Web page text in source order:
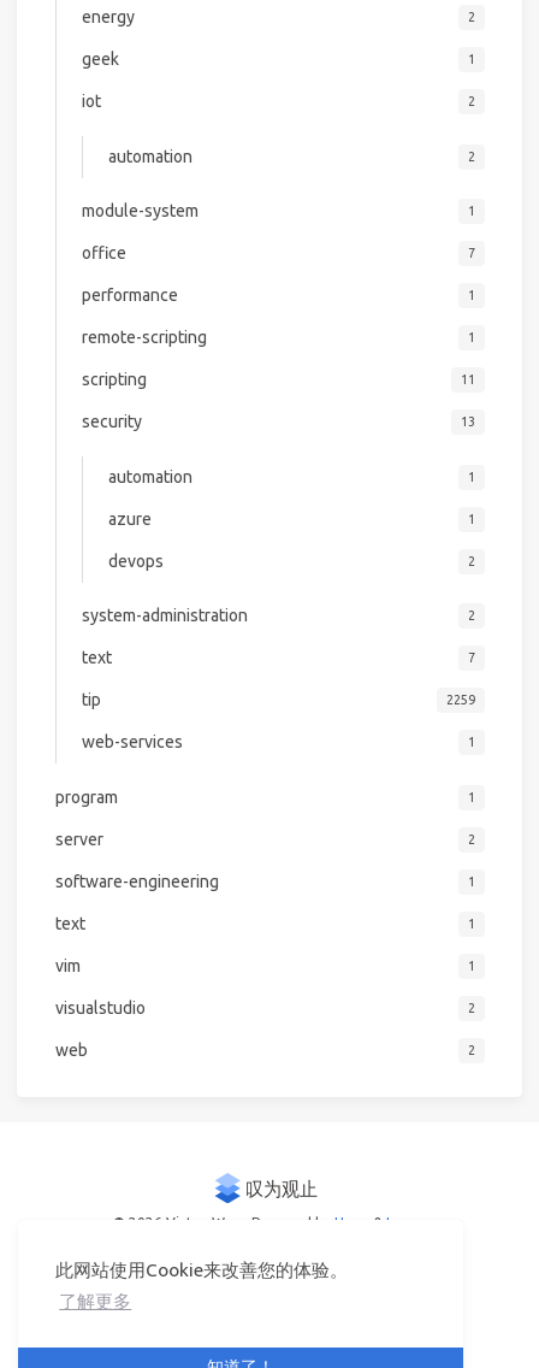
此网站使用Cookie来改善您的体验。
了解更多
energy 2
geek 1
iot 2
automation 2
module-system 1
office 7
performance 1
remote-scripting 1
scripting 11
security 13
automation 1
azure 1
devops 2
system-administration 2
text 7
tip 2259
web-services 1
program 1
server 2
software-engineering 1
text 1
vim 1
visualstudio 2
web 2
© 2026 Victor Woo Powered by Hexo & Icarus